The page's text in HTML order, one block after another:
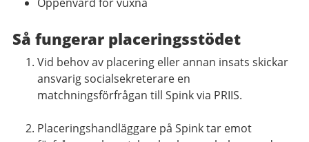
Så fungerar placeringsstödet
Vid behov av placering eller annan insats skickar
ansvarig socialsekreterare en
matchningsförfrågan till Spink via PRIIS.
Placeringshandläggare på Spink tar emot